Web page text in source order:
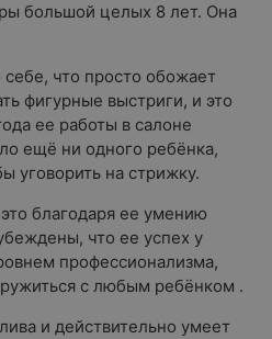
большой целых 8 лет. Она
что просто обожает
фигурные выстриги, и это
ее работы в салоне
ещё ни одного ребёнка,
уговорить на стрижку.
благодаря ее умению
что ее успех у
профессионализма,
с любым ребёнком .
и действительно умеет